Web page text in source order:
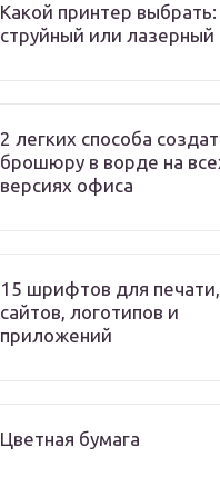
Какой принтер выбрать:
струйный или лазерный
2 легких способа
брошюру в ворде на
версиях офиса
15 шрифтов для печати,
сайтов, логотипов и
приложений
Цветная бумага